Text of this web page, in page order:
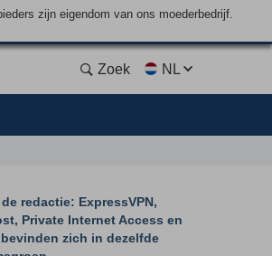
zijn eigendom van ons moederbedrijf.
Zoek NL
redactie: ExpressVPN,
Private Internet Access en
zich in dezelfde